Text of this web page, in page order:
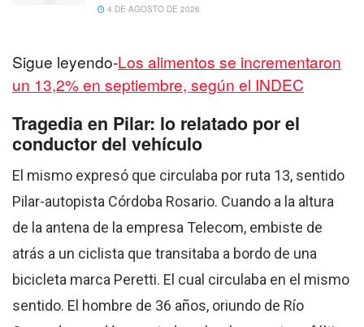
4 DE AGOSTO DE 2026
Sigue leyendo-Los alimentos se incrementaron
un 13,2% en septiembre, según el INDEC
Tragedia en Pilar: lo relatado por el
conductor del vehículo
El mismo expresó que circulaba por ruta 13, sentido
Pilar-autopista Córdoba Rosario. Cuando a la altura
de la antena de la empresa Telecom, embiste de
atrás a un ciclista que transitaba a bordo de una
bicicleta marca Peretti. El cual circulaba en el mismo
sentido. El hombre de 36 años, oriundo de Río